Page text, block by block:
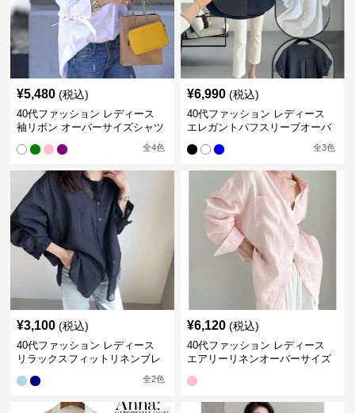
¥5,480 (税込)
40代ファッション レディース
袖リボン オーバーサイズシャツ
全4色
¥6,990 (税込)
40代ファッション レディース
エレガントパフスリーブオーバ
全3色
¥3,100 (税込)
40代ファッション レディース
リラックスフィットリネンブレ
全2色
¥6,120 (税込)
40代ファッション レディース
エアリーリネンオーバーサイズ